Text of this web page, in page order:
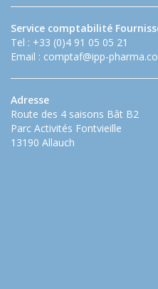
Service comptabilité
Tel : +33 (0)4 91 05 05 21
Email : comptaf@ipp-
Adresse
Route des 4 saisons Bât B2
Parc Activités Fontvieille
13190 Allauch